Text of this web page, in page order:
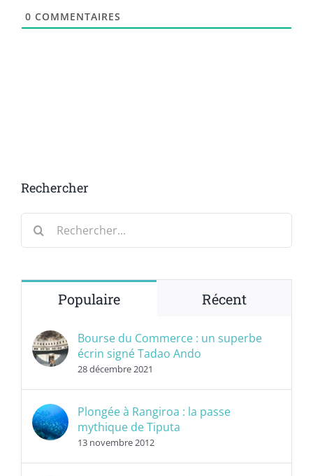
0 COMMENTAIRES
Rechercher
Rechercher:
Populaire Récent
Bourse du Commerce : un superbe
écrin signé Tadao Ando
28 décembre 2021
Plongée à Rangiroa : la passe
mythique de Tiputa
13 novembre 2012